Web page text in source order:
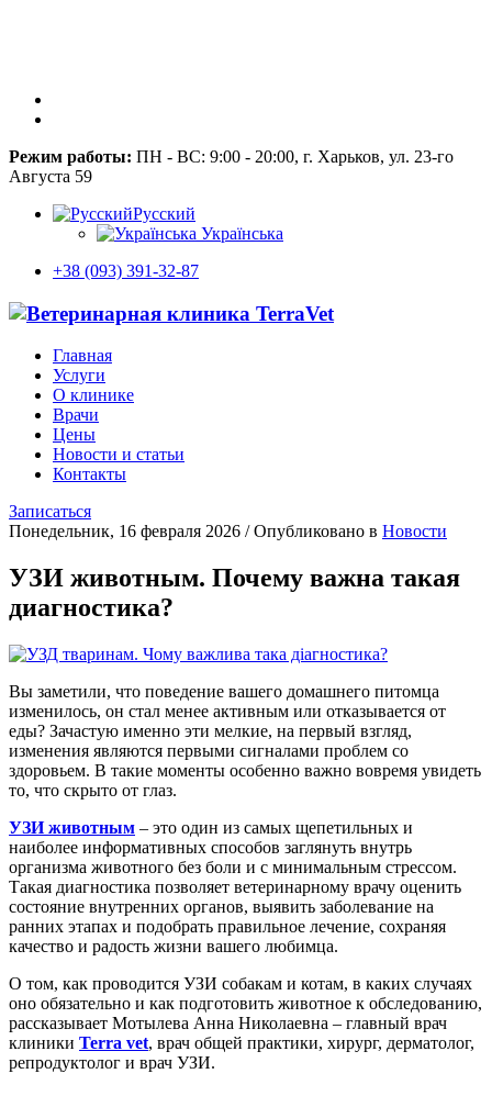
Режим работы: ПН - ВС: 9:00 - 20:00, г. Харьков, ул. 23-го
Августа 59
Русский
Українська
+38 (093) 391-32-87
Главная
Услуги
О клинике
Врачи
Цены
Новости и статьи
Контакты
Записаться
Понедельник, 16 февраля 2026 /Опубликовано в Новости
УЗИ животным. Почему важна такая
диагностика?
Вы заметили, что поведение вашего домашнего питомца
изменилось, он стал менее активным или отказывается от
еды? Зачастую именно эти мелкие, на первый взгляд,
изменения являются первыми сигналами проблем со
здоровьем. В такие моменты особенно важно вовремя увидеть
то, что скрыто от глаз.
УЗИ животным – это один из самых щепетильных и
наиболее информативных способов заглянуть внутрь
организма животного без боли и с минимальным стрессом.
Такая диагностика позволяет ветеринарному врачу оценить
состояние внутренних органов, выявить заболевание на
ранних этапах и подобрать правильное лечение, сохраняя
качество и радость жизни вашего любимца.
О том, как проводится УЗИ собакам и котам, в каких случаях
оно обязательно и как подготовить животное к обследованию,
рассказывает Мотылева Анна Николаевна – главный врач
клиники Terra vet, врач общей практики, хирург, дерматолог,
репродуктолог и врач УЗИ.